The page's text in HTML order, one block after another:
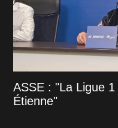
ASSE : "La Ligue
Étienne"